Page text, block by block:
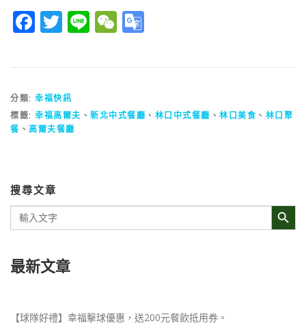
Facebook
Twitter
LineWeChat
分類: 幸福快訊
標籤: 幸福高爾夫 、 新北中式餐廳 、 林口中式餐廳 、 林口美食 、 林口聚
餐 、 高爾夫餐廳
搜尋文章
Search
for:
Search Button
最新文章
【球隊好禮】幸福擊球優惠，送200元餐飲抵用券。